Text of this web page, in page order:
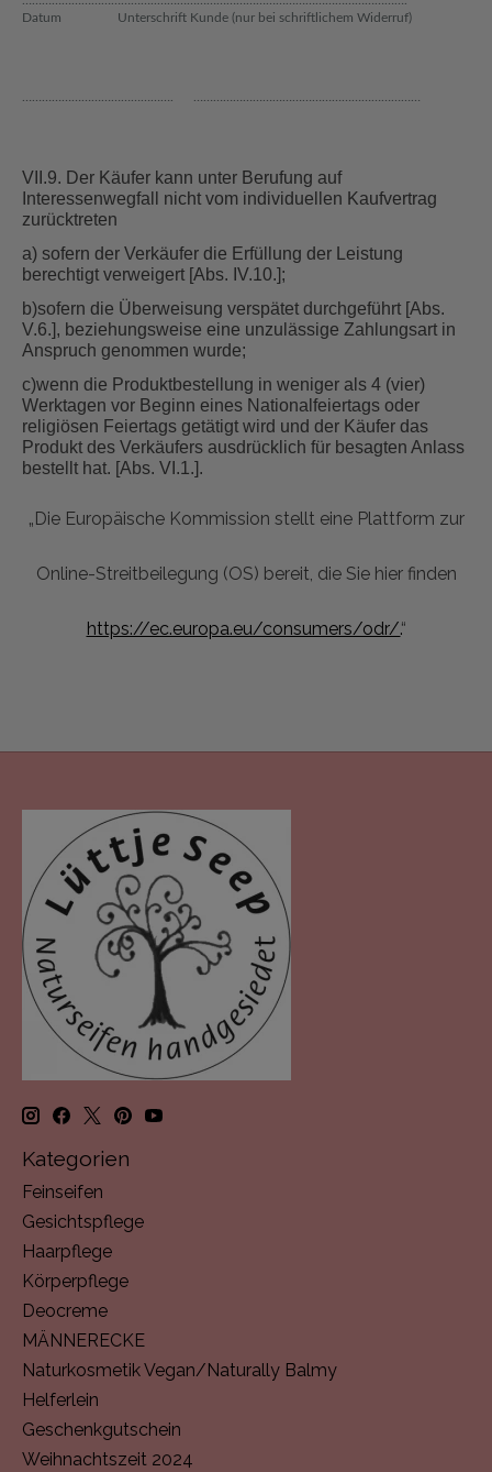
Datum Unterschrift Kunde (nur bei schriftlichem Widerruf)
VII.9. Der Käufer kann unter Berufung auf
Interessenwegfall nicht vom individuellen Kaufvertrag
zurücktreten
a) sofern der Verkäufer die Erfüllung der Leistung
berechtigt verweigert [Abs. IV.10.];
b)sofern die Überweisung verspätet durchgeführt [Abs.
V.6.], beziehungsweise eine unzulässige Zahlungsart in
Anspruch genommen wurde;
c)wenn die Produktbestellung in weniger als 4 (vier)
Werktagen vor Beginn eines Nationalfeiertags oder
religiösen Feiertags getätigt wird und der Käufer das
Produkt des Verkäufers ausdrücklich für besagten Anlass
bestellt hat. [Abs. VI.1.].
„Die Europäische Kommission stellt eine Plattform zur
Online-Streitbeilegung (OS) bereit, die Sie hier finden
https://ec.europa.eu/consumers/odr/.“
Kategorien
Feinseifen
Gesichtspflege
Haarpflege
Körperpflege
Deocreme
MÄNNERECKE
Naturkosmetik Vegan/Naturally Balmy
Helferlein
Geschenkgutschein
Weihnachtszeit 2024